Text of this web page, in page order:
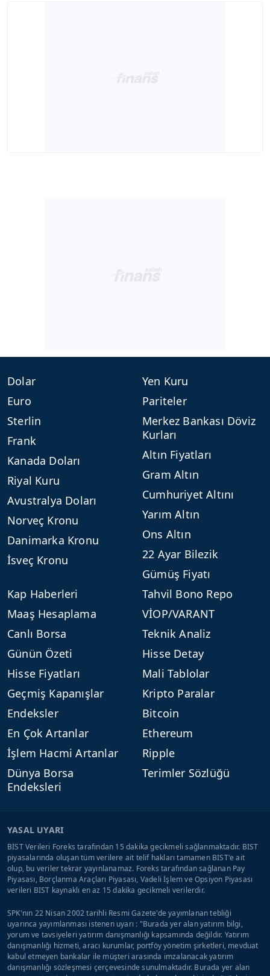
Dolar
Euro
Sterlin
Frank
Kanada Doları
Riyal Kuru
Avustralya Doları
Norveç Kronu
Danimarka Kronu
İsveç Kronu
Yen Kuru
Pariteler
Merkez Bankası Döviz
Kurları
Altın Fiyatları
Gram Altın
Cumhuriyet Altını
Yarım Altın
Ons Altın
22 Ayar Bilezik
Gümüş Fiyatı
Kap Haberleri
Maaş Hesaplama
Canlı Borsa
Günün Özeti
Hisse Fiyatları
Geçmiş Kapanışlar
Endeksler
En Çok Artanlar
İşlem Hacmi Artanlar
Dünya Borsa
Endeksleri
Tahvil Bono Repo
VİOP/VARANT
Teknik Analiz
Hisse Detay
Mali Tablolar
Kripto Paralar
Bitcoin
Ethereum
Ripple
Terimler Sözlüğü
YASAL UYARI
BİST Verileri Foreks tarafından 15 dakika gecikmeli sağlanmaktadır. BIST
piyasalarında oluşan tüm verilere ait telif hakları tamamen BIST'e ait
olup, bu veriler tekrar yayınlanamaz. Foreks tarafından sağlanan Pay
Piyasası, Borçlanma Araçları Piyasası, Vadeli İşlem ve Opsiyon Piyasası
verileri BIST kaynaklı en az 15 dakika gecikmeli verilerdir.
SPK'nın 22 Nisan 2002 tarihli Resmi Gazete'de yayımlanan tebliği
uyarınca yayımlanması istenen uyarı : "Burada yer alan yatırım bilgi,
yorum ve tavsiyeleri yatırım danışmanlığı kapsamında değildir. Yatırım
danışmanlığı hizmeti, aracı kurumlar, portföy yönetim şirketleri, mevduat
kabul etmeyen bankalar ile müşteri arasında imzalanacak yatırım
danışmanlığı sözleşmesi çerçevesinde sunulmaktadır. Burada yer alan